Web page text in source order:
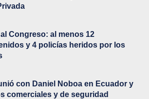
Congreso: al menos 12
y 4 policías heridos por los
con Daniel Noboa en Ecuador y
comerciales y de seguridad